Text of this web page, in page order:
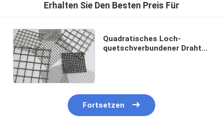
Erhalten Sie Den Besten Preis Für
Quadratisches Loch-
quetschverbundener Draht
Fortsetzen